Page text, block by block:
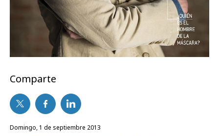
Comparte
domingo, 1 de septiembre 2013